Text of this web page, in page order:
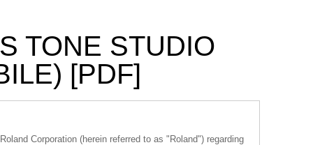
TONE STUDIO
[PDF]